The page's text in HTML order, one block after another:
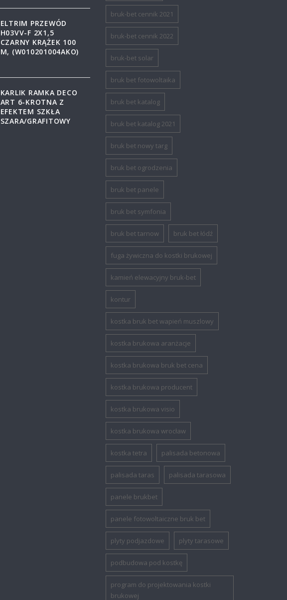
ELTRIM PRZEWÓD
H03VV-F 2X1,5
CZARNY KRĄŻEK 100
M, (W010201004AKO)
KARLIK RAMKA DECO
ART 6-KROTNA Z
EFEKTEM SZKŁA
SZARA/GRAFITOWY
bruk-bet cennik 2021
bruk-bet cennik 2022
bruk-bet solar
bruk bet fotowoltaika
bruk bet katalog
bruk bet katalog 2021
bruk bet nowy targ
bruk bet ogrodzenia
bruk bet panele
bruk bet symfonia
bruk bet tarnow bruk bet łódź
fuga żywiczna do kostki brukowej
kamień elewacyjny bruk-bet
kontur
kostka bruk bet wapień muszlowy
kostka brukowa aranżacje
kostka brukowa bruk bet cena
kostka brukowa producent
kostka brukowa visio
kostka brukowa wrocław
kostka tetra palisada betonowa
palisada taras palisada tarasowa
panele brukbet
panele fotowoltaiczne bruk bet
plyty podjazdowe plyty tarasowe
podbudowa pod kostkę
program do projektowania kostki
brukowej